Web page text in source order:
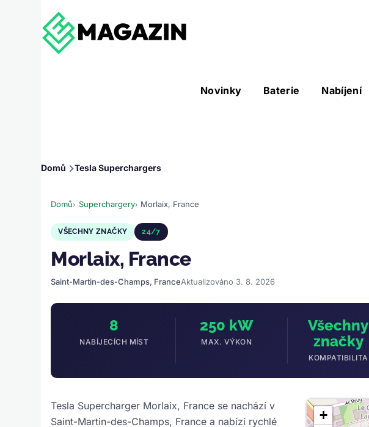
Hlavní
Novinky Baterie Nabíjení
Nástroje sub-navigation
Drobečková
navigace
Domů Tesla Superchargers
Domů Superchargery Morlaix, France
VŠECHNY ZNAČKY 24/7
Morlaix, France
Saint-Martin-des-Champs, FranceAktualizováno 3. 8. 2026
8
NABÍJECÍCH MÍST
250 kW
MAX. VÝKON
Všechny
značky
KOMPATIBILITA
Tesla Supercharger Morlaix, France se nachází v
Saint-Martin-des-Champs, France a nabízí rychlé
+